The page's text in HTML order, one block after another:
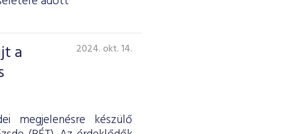
a
2024. okt. 14.
megjelenésre készülő